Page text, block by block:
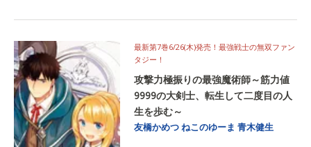
最新第7巻6/26(木)発売！最強戦士の無双ファン
タジー！
攻撃力極振りの最強魔術師～筋力値
9999の大剣士、転生して二度目の人
生を歩む～
友橋かめつねこのゆーま 青木健生